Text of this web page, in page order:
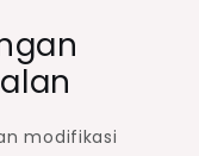
modifikasi